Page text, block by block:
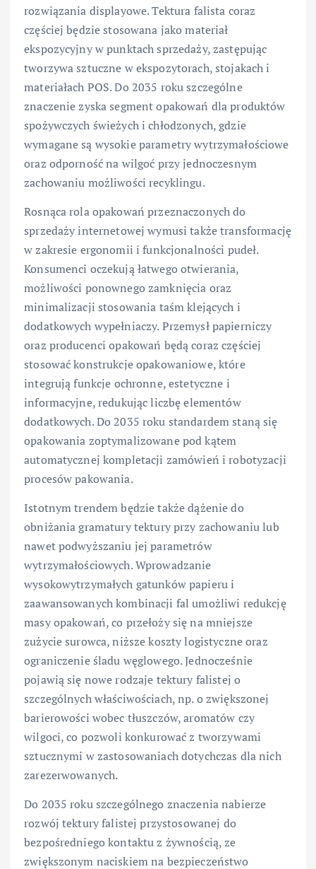
rozwiązania displayowe. Tektura falista coraz
częściej będzie stosowana jako materiał
ekspozycyjny w punktach sprzedaży, zastępując
tworzywa sztuczne w ekspozytorach, stojakach i
materiałach POS. Do 2035 roku szczególne
znaczenie zyska segment opakowań dla produktów
spożywczych świeżych i chłodzonych, gdzie
wymagane są wysokie parametry wytrzymałościowe
oraz odporność na wilgoć przy jednoczesnym
zachowaniu możliwości recyklingu.
Rosnąca rola opakowań przeznaczonych do
sprzedaży internetowej wymusi także transformację
w zakresie ergonomii i funkcjonalności pudeł.
Konsumenci oczekują łatwego otwierania,
możliwości ponownego zamknięcia oraz
minimalizacji stosowania taśm klejących i
dodatkowych wypełniaczy. Przemysł papierniczy
oraz producenci opakowań będą coraz częściej
stosować konstrukcje opakowaniowe, które
integrują funkcje ochronne, estetyczne i
informacyjne, redukując liczbę elementów
dodatkowych. Do 2035 roku standardem staną się
opakowania zoptymalizowane pod kątem
automatycznej kompletacji zamówień i robotyzacji
procesów pakowania.
Istotnym trendem będzie także dążenie do
obniżania gramatury tektury przy zachowaniu lub
nawet podwyższaniu jej parametrów
wytrzymałościowych. Wprowadzanie
wysokowytrzymałych gatunków papieru i
zaawansowanych kombinacji fal umożliwi redukcję
masy opakowań, co przełoży się na mniejsze
zużycie surowca, niższe koszty logistyczne oraz
ograniczenie śladu węglowego. Jednocześnie
pojawią się nowe rodzaje tektury falistej o
szczególnych właściwościach, np. o zwiększonej
barierowości wobec tłuszczów, aromatów czy
wilgoci, co pozwoli konkurować z tworzywami
sztucznymi w zastosowaniach dotychczas dla nich
zarezerwowanych.
Do 2035 roku szczególnego znaczenia nabierze
rozwój tektury falistej przystosowanej do
bezpośredniego kontaktu z żywnością, ze
zwiększonym naciskiem na bezpieczeństwo